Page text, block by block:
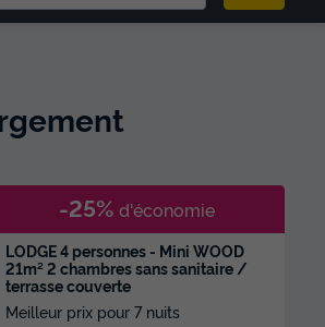
LODGE 4 personnes - Mini WOOD
21m² 2 chambres sans sanitaire /
terrasse couverte
Meilleur prix pour 7 nuits
-25% d'économie